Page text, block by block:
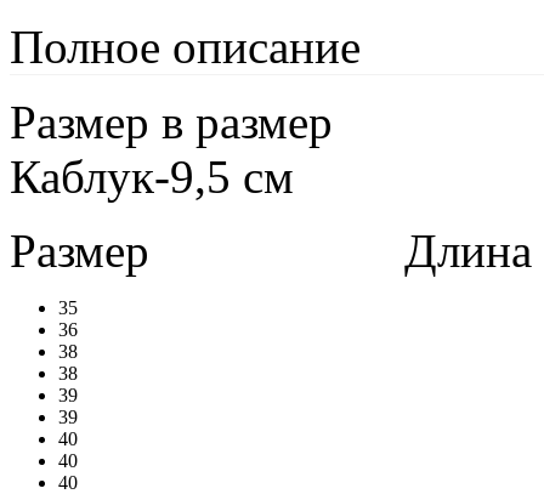
Полное описание
Размер в размер
Каблук-9,5 см
Размер
Длина в
35
36
38
38
39
39
40
40
40